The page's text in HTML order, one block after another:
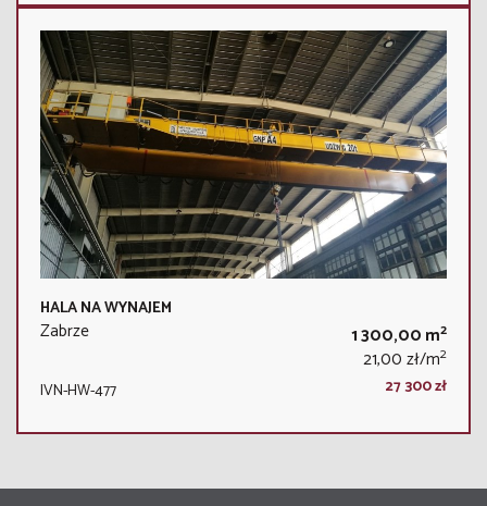
HALA NA WYNAJEM
Zabrze 1 300,00 m2
21,00 zł/m2
IVN-HW-477 27 300 zł